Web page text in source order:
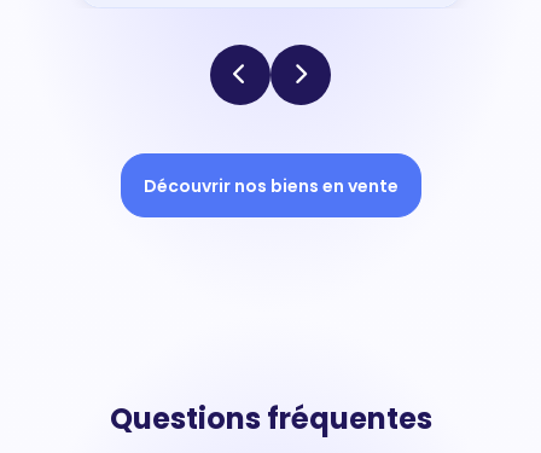
Découvrir nos biens en vente
Questions fréquentes